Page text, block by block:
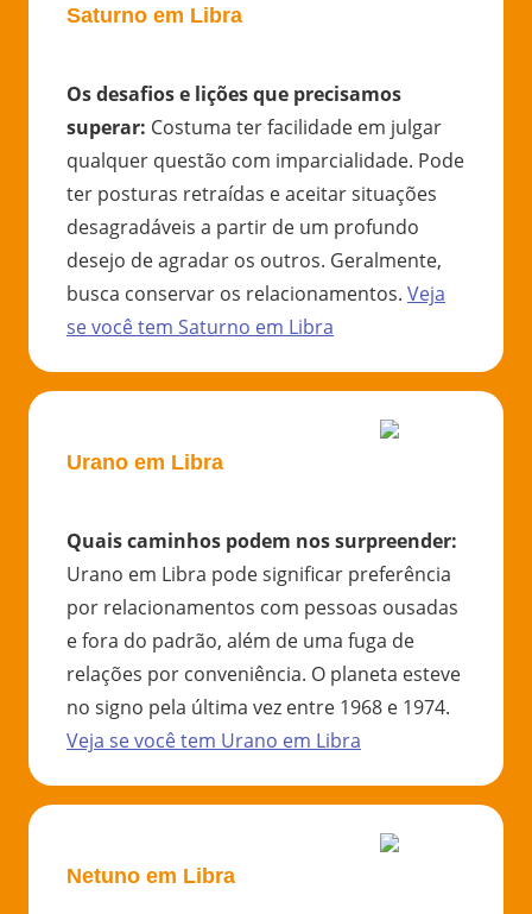
Saturno em Libra
Os desafios e lições que precisamos
superar: Costuma ter facilidade em julgar
qualquer questão com imparcialidade. Pode
ter posturas retraídas e aceitar situações
desagradáveis a partir de um profundo
desejo de agradar os outros. Geralmente,
busca conservar os relacionamentos. Veja
se você tem Saturno em Libra
Urano em Libra
Quais caminhos podem nos surpreender:
Urano em Libra pode significar preferência
por relacionamentos com pessoas ousadas
e fora do padrão, além de uma fuga de
relações por conveniência. O planeta esteve
no signo pela última vez entre 1968 e 1974.
Veja se você tem Urano em Libra
Netuno em Libra